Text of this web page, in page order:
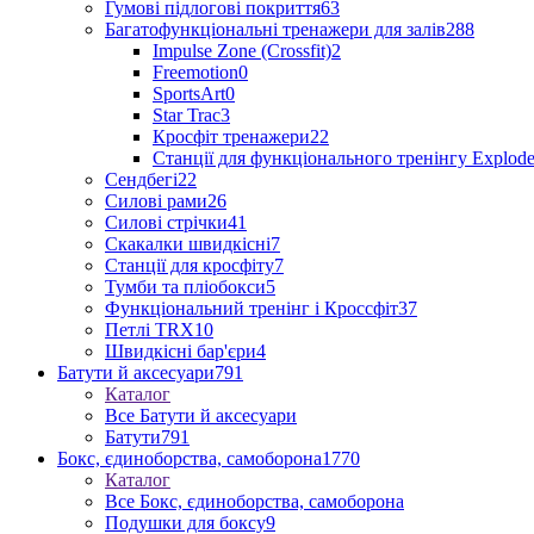
Гумові підлогові покриття63
Багатофункціональні тренажери для залів288
Impulse Zone (Crossfit)2
Freemotion0
SportsArt0
Star Trac3
Кросфіт тренажери22
Станції для функціонального тренінгу Explode
Сендбегі22
Силові рами26
Силові стрічки41
Скакалки швидкісні7
Станції для кросфіту7
Тумби та пліобокси5
Функціональний тренінг і Кроссфіт37
Петлі TRX10
Швидкісні бар'єри4
Батути й аксесуари791
Каталог
Все Батути й аксесуари
Батути791
Бокс, єдиноборства, самоборона1770
Каталог
Все Бокс, єдиноборства, самоборона
Подушки для боксу9